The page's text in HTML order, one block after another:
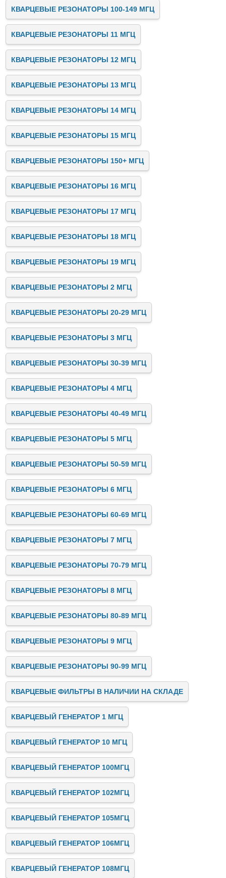
КВАРЦЕВЫЕ РЕЗОНАТОРЫ 100-149 МГЦ
КВАРЦЕВЫЕ РЕЗОНАТОРЫ 11 МГЦ
КВАРЦЕВЫЕ РЕЗОНАТОРЫ 12 МГЦ
КВАРЦЕВЫЕ РЕЗОНАТОРЫ 13 МГЦ
КВАРЦЕВЫЕ РЕЗОНАТОРЫ 14 МГЦ
КВАРЦЕВЫЕ РЕЗОНАТОРЫ 15 МГЦ
КВАРЦЕВЫЕ РЕЗОНАТОРЫ 150+ МГЦ
КВАРЦЕВЫЕ РЕЗОНАТОРЫ 16 МГЦ
КВАРЦЕВЫЕ РЕЗОНАТОРЫ 17 МГЦ
КВАРЦЕВЫЕ РЕЗОНАТОРЫ 18 МГЦ
КВАРЦЕВЫЕ РЕЗОНАТОРЫ 19 МГЦ
КВАРЦЕВЫЕ РЕЗОНАТОРЫ 2 МГЦ
КВАРЦЕВЫЕ РЕЗОНАТОРЫ 20-29 МГЦ
КВАРЦЕВЫЕ РЕЗОНАТОРЫ 3 МГЦ
КВАРЦЕВЫЕ РЕЗОНАТОРЫ 30-39 МГЦ
КВАРЦЕВЫЕ РЕЗОНАТОРЫ 4 МГЦ
КВАРЦЕВЫЕ РЕЗОНАТОРЫ 40-49 МГЦ
КВАРЦЕВЫЕ РЕЗОНАТОРЫ 5 МГЦ
КВАРЦЕВЫЕ РЕЗОНАТОРЫ 50-59 МГЦ
КВАРЦЕВЫЕ РЕЗОНАТОРЫ 6 МГЦ
КВАРЦЕВЫЕ РЕЗОНАТОРЫ 60-69 МГЦ
КВАРЦЕВЫЕ РЕЗОНАТОРЫ 7 МГЦ
КВАРЦЕВЫЕ РЕЗОНАТОРЫ 70-79 МГЦ
КВАРЦЕВЫЕ РЕЗОНАТОРЫ 8 МГЦ
КВАРЦЕВЫЕ РЕЗОНАТОРЫ 80-89 МГЦ
КВАРЦЕВЫЕ РЕЗОНАТОРЫ 9 МГЦ
КВАРЦЕВЫЕ РЕЗОНАТОРЫ 90-99 МГЦ
КВАРЦЕВЫЕ ФИЛЬТРЫ В НАЛИЧИИ НА СКЛАДЕ
КВАРЦЕВЫЙ ГЕНЕРАТОР 1 МГЦ
КВАРЦЕВЫЙ ГЕНЕРАТОР 10 МГЦ
КВАРЦЕВЫЙ ГЕНЕРАТОР 100МГЦ
КВАРЦЕВЫЙ ГЕНЕРАТОР 102МГЦ
КВАРЦЕВЫЙ ГЕНЕРАТОР 105МГЦ
КВАРЦЕВЫЙ ГЕНЕРАТОР 106МГЦ
КВАРЦЕВЫЙ ГЕНЕРАТОР 108МГЦ